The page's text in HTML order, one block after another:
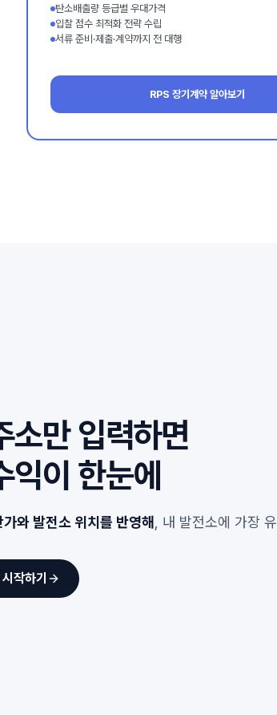
탄소배출량 등급별 우대가격
입찰 점수 최적화 전략 수립
서류 준비·제출·계약까지 전 대행
RPS 장기계약 알아보기
소만 입력하면
익이 한눈에
와 발전소 위치를 반영해 , 내 발전소에 가장
작하기